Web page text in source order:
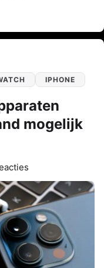
IPHONE
mogelijk